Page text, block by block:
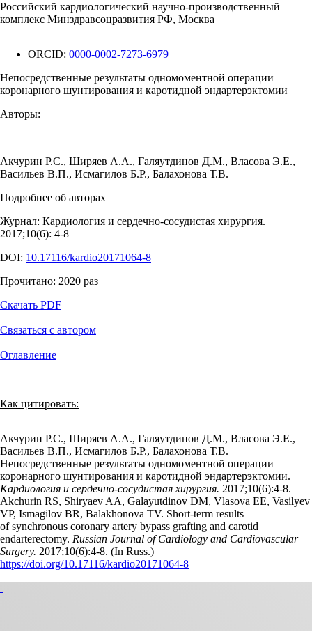
Российский кардиологический научно-производственный
комплекс Минздравсоцразвития РФ, Москва
ORCID: 0000-0002-7273-6979
Непосредственные результаты одномоментной операции
коронарного шунтирования и каротидной эндартерэктомии
Авторы:
Акчурин Р.С., Ширяев А.А., Галяутдинов Д.М., Власова Э.Е.,
Васильев В.П., Исмагилов Б.Р., Балахонова Т.В.
Подробнее об авторах
Журнал: Кардиология и сердечно-сосудистая хирургия.
2017;10(6): 4‑8
DOI: 10.17116/kardio20171064-8
Прочитано: 2020 раз
Скачать PDF
Связаться с автором
Оглавление
Как цитировать:
Акчурин Р.С., Ширяев А.А., Галяутдинов Д.М., Власова Э.Е.,
Васильев В.П., Исмагилов Б.Р., Балахонова Т.В.
Непосредственные результаты одномоментной операции
коронарного шунтирования и каротидной эндартерэктомии.
Кардиология и сердечно-сосудистая хирургия. 2017;10(6):4‑8.
Akchurin RS, Shiryaev AA, Galayutdinov DM, Vlasova EE, Vasilyev
VP, Ismagilov BR, Balakhonova TV. Short-term results
of synchronous coronary artery bypass grafting and carotid
endarterectomy. Russian Journal of Cardiology and Cardiovascular
Surgery. 2017;10(6):4‑8. (In Russ.)
https://doi.org/10.17116/kardio20171064-8